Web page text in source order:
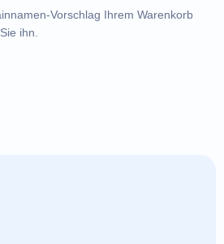
Vorschlag Ihrem Warenkorb
ihn.